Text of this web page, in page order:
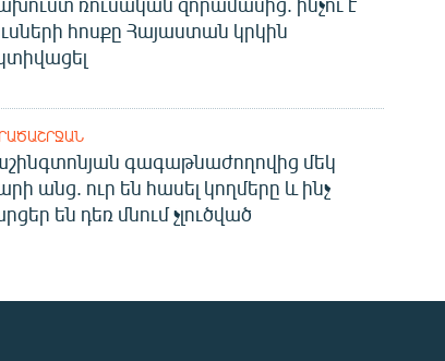
հոսքը Հայաստան կրկին
գագաթնաժողովից մեկ
անց. ուր են հասել կողմերը և ինչ
են դեռ մնում չլուծված